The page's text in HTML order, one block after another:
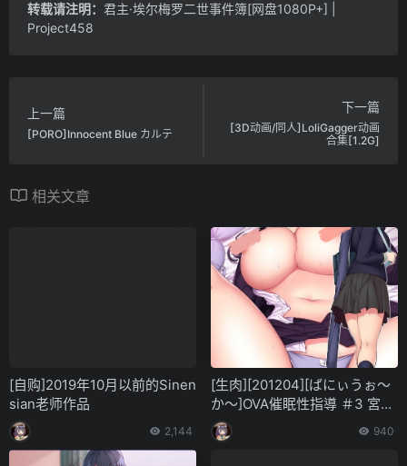
转载请注明： 君主·埃尔梅罗二世事件簿[网盘1080P+] |
Project458
上一篇
[PORO]Innocent Blue カルテ
下一篇
[3D动画/同人]LoliGagger动画
合集[1.2G]
相关文章
[自购]2019年10月以前的Sinen
sian老师作品
2,144
[生肉][201204][ばにぃうぉ～
か～]OVA催眠性指導 ＃3 宮島
桜の場合(480P) — 已更新百度
网盘
940